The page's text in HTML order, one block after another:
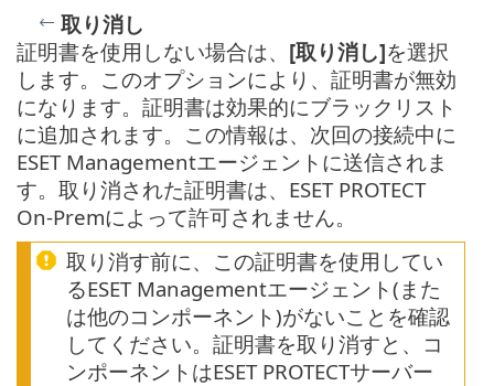
取り消し
証明書を使用しない場合は、 [取り消し]を選択
します。このオプションにより、証明書が無効
になります。証明書は効果的にブラックリスト
に追加されます。この情報は、次回の接続中に
ESET Managementエージェントに送信されま
す。取り消された証明書は、ESET PROTECT
On-Premによって許可されません。
取り消す前に、この証明書を使用してい
るESET Managementエージェント(また
は他のコンポーネント)がないことを確認
してください。証明書を取り消すと、コ
ンポーネントはESET PROTECTサーバー